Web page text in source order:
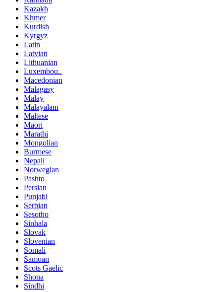
Kazakh
Khmer
Kurdish
Kyrgyz
Latin
Latvian
Lithuanian
Luxembou..
Macedonian
Malagasy
Malay
Malayalam
Maltese
Maori
Marathi
Mongolian
Burmese
Nepali
Norwegian
Pashto
Persian
Punjabi
Serbian
Sesotho
Sinhala
Slovak
Slovenian
Somali
Samoan
Scots Gaelic
Shona
Sindhi